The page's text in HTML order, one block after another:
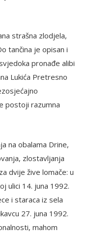
strašna zlodjela,
tančina je opisan i
pronađe alibi
Lukića Pretresno
postoji razumna
na obalama Drine,
zlostavljanja
dvije žive lomače: u
ulici 14. juna 1992.
i staraca iz sela
27. juna 1992.
mahom